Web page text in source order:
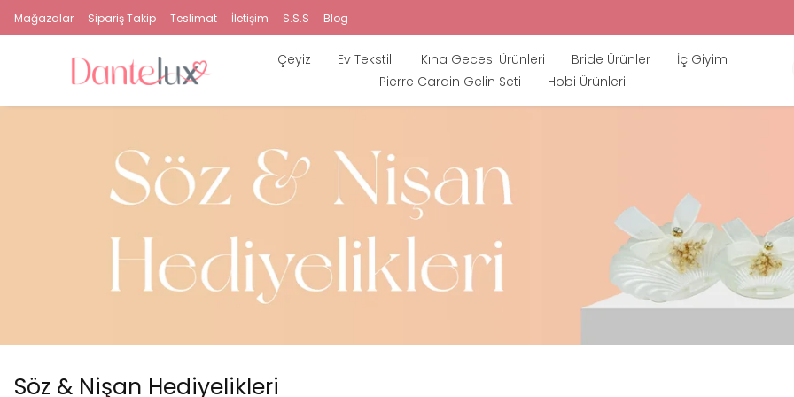
Mağazalar Sipariş Takip Teslimat İletişim S.S.S Blog
Çeyiz Ev Tekstili Kına Gecesi Ürünleri Bride Ürünler
İç Giyim
Pierre Cardin Gelin Seti
Hobi Ürünleri
Söz & Nişan Hediyelikleri